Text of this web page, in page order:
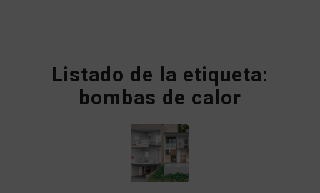
Listado de la etiqueta:
bombas de calor